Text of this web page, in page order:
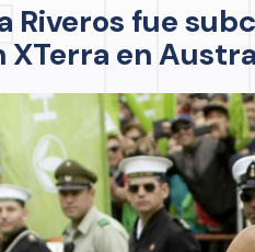
Riveros fue
en